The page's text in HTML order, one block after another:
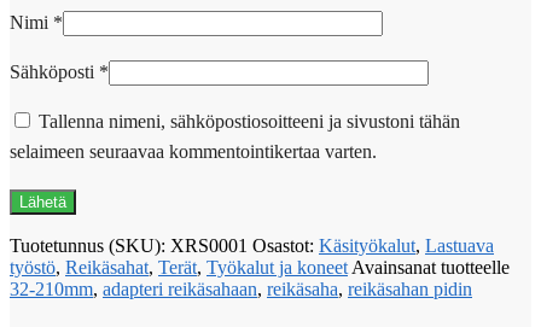
Nimi *
Sähköposti *
Tallenna nimeni, sähköpostiosoitteeni ja sivustoni tähän
selaimeen seuraavaa kommentointikertaa varten.
Tuotetunnus (SKU): XRS0001 Osastot: Käsityökalut, Lastuava
työstö, Reikäsahat, Terät, Työkalut ja koneet Avainsanat tuotteelle
32-210mm, adapteri reikäsahaan, reikäsaha, reikäsahan pidin